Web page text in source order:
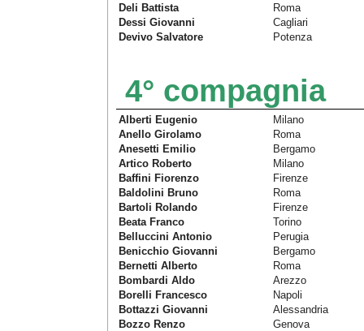
Deli Battista
Roma
Dessi Giovanni
Cagliari
Devivo Salvatore
Potenza
4° compagnia
Alberti Eugenio
Milano
Anello Girolamo
Roma
Anesetti Emilio
Bergamo
Artico Roberto
Milano
Baffini Fiorenzo
Firenze
Baldolini Bruno
Roma
Bartoli Rolando
Firenze
Beata Franco
Torino
Belluccini Antonio
Perugia
Benicchio Giovanni
Bergamo
Bernetti Alberto
Roma
Bombardi Aldo
Arezzo
Borelli Francesco
Napoli
Bottazzi Giovanni
Alessandria
Bozzo Renzo
Genova